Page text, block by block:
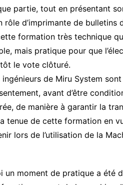
partie, tout en présentant
rôle d’imprimante de
formation très technique
mais pratique pour que
le vote clôturé.
de Miru System
avant d’être
de manière à garantir la
tenue de cette formation en
lors de l’utilisation de la
un moment de pratique a été